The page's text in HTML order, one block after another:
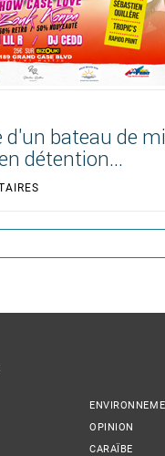
d'un bateau de
détention...
OPINION
CARAÏBE